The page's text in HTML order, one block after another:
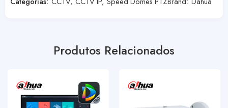
Produtos Relacionados